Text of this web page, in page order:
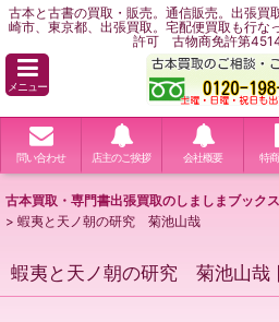
古本と古書の買取・販売。通信販売。出張買
崎市、東京都、出張買取。宅配便買取も行な
許可 古物商免許第
メニュー
問い合わせ 店主のご挨拶 会社概要 特
古本買取・専門書出張買取のしましまブック
> 蝦夷と天ノ朝の研究 菊池山哉
蝦夷と天ノ朝の研究 菊池山哉